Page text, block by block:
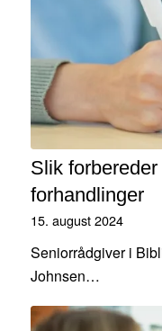
Slik
forhandlinger
15. august 2024
Seniorrådgiver i
Johnsen…